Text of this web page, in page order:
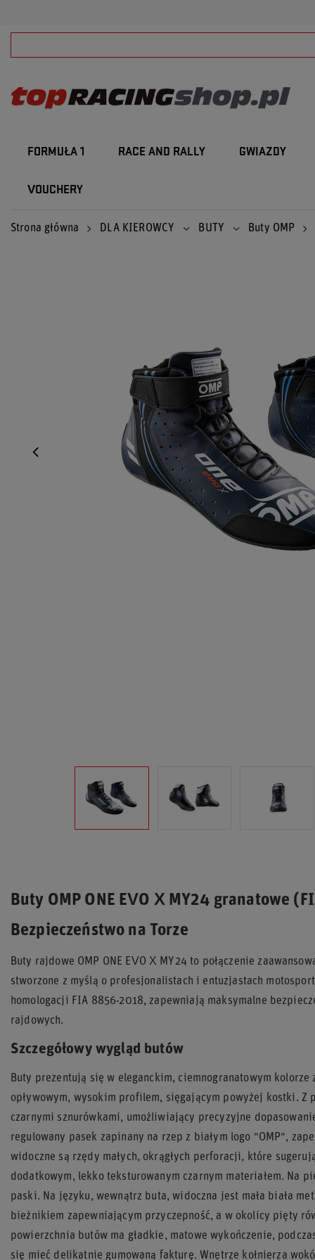
FORMUŁA 1 RACE AND RALLY GWIAZDY
VOUCHERY
Strona główna DLA KIEROWCY BUTY Buty OMP
Buty OMP ONE EVO X MY24 granatowe
Bezpieczeństwo na Torze
Buty rajdowe OMP ONE EVO X MY24 to połączenie
stworzone z myślą o profesjonalistach i entuzjastach
homologacji FIA 8856-2018, zapewniają maksymalne
rajdowych.
Szczegółowy wygląd butów
Buty prezentują się w eleganckim, ciemnogranatowym
opływowym, wysokim profilem, sięgającym powyżej kostki. Z
czarnymi sznurówkami, umożliwiający precyzyjne
regulowany pasek zapinany na rzep z białym logo "OMP",
widoczne są rzędy małych, okrągłych perforacji, które
dodatkowym, lekko teksturowanym czarnym materiałem. Na
paski. Na języku, wewnątrz buta, widoczna jest mała biała
bieżnikiem zapewniającym przyczepność, a w okolicy pięty
powierzchnia butów ma gładkie, matowe wykończenie,
się mieć delikatnie gumowaną fakturę. Wnętrze kołnierza